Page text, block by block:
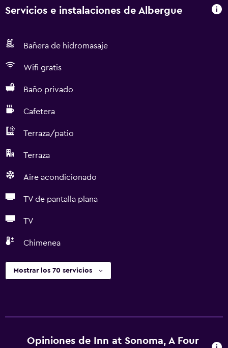
Servicios e instalaciones de Albergue
Bañera de hidromasaje
Wifi gratis
Baño privado
Cafetera
Terraza/patio
Terraza
Aire acondicionado
TV de pantalla plana
TV
Chimenea
Mostrar los 70 servicios
Opiniones de Inn at Sonoma, A Four